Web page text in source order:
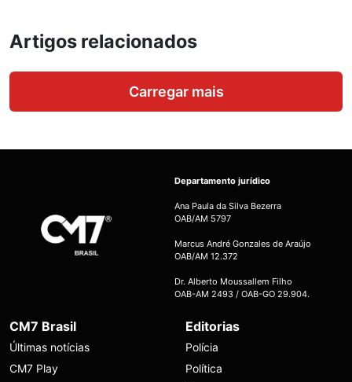
Artigos relacionados
Carregar mais
Departamento jurídico
Ana Paula da Silva Bezerra
OAB/AM 5797
Marcus André Gonzales de Araújo
OAB/AM 12.372
Dr. Alberto Moussallem Filho
OAB-AM 2493 / OAB-GO 29.904.
CM7 Brasil
Últimas notícias
CM7 Play
Editorias
Polícia
Política